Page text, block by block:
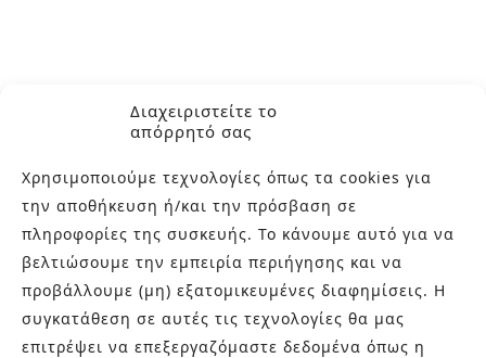
Διαχειριστείτε το
απόρρητό σας
Χρησιμοποιούμε τεχνολογίες όπως τα cookies για
την αποθήκευση ή/και την πρόσβαση σε
πληροφορίες της συσκευής. Το κάνουμε αυτό για να
βελτιώσουμε την εμπειρία περιήγησης και να
προβάλλουμε (μη) εξατομικευμένες διαφημίσεις. Η
συγκατάθεση σε αυτές τις τεχνολογίες θα μας
επιτρέψει να επεξεργαζόμαστε δεδομένα όπως η
ΣΧΕΤΙΚΑ ΜΕ ΕΜΑΣ
Στην εταιρεία Paraskevopoulos μετουσιώνονται 40 χρόνια
εμπειρίας στο χώρο του πλακιδίου και των ειδών υγιεινής,